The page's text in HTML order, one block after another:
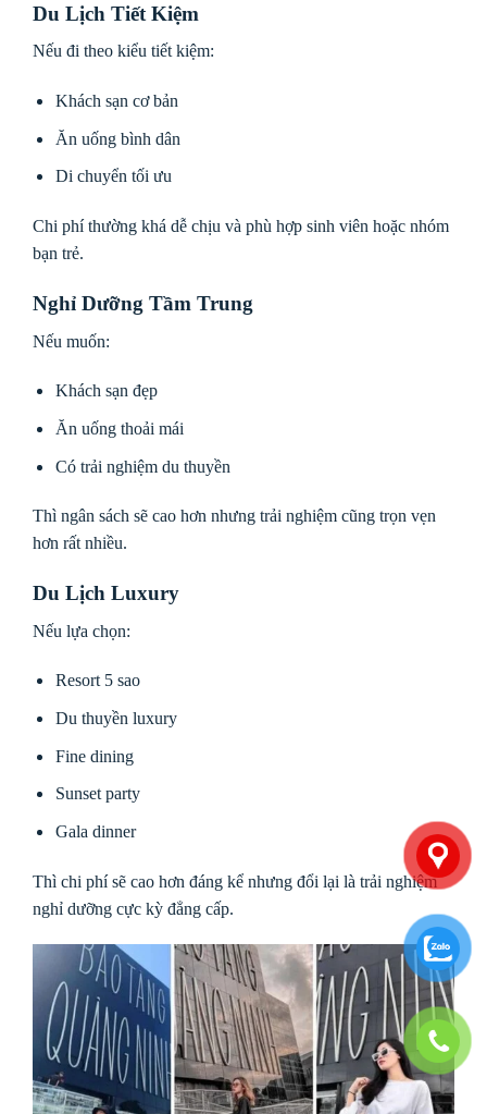
Du Lịch Tiết Kiệm
Nếu đi theo kiểu tiết kiệm:
Khách sạn cơ bản
Ăn uống bình dân
Di chuyển tối ưu
Chi phí thường khá dễ chịu và phù hợp sinh viên hoặc nhóm
bạn trẻ.
Nghỉ Dưỡng Tầm Trung
Nếu muốn:
Khách sạn đẹp
Ăn uống thoải mái
Có trải nghiệm du thuyền
Thì ngân sách sẽ cao hơn nhưng trải nghiệm cũng trọn vẹn
hơn rất nhiều.
Du Lịch Luxury
Nếu lựa chọn:
Resort 5 sao
Du thuyền luxury
Fine dining
Sunset party
Gala dinner
Thì chi phí sẽ cao hơn đáng kể nhưng đổi lại là trải nghiệm
nghỉ dưỡng cực kỳ đẳng cấp.